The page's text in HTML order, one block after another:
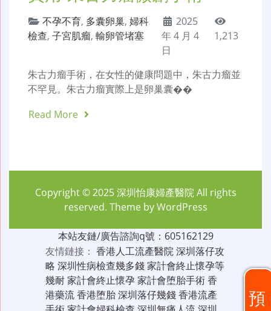
不孕不育, 多囊卵巢, 婦科
檢查, 子宮肌瘤, 輸卵管堵塞
2025
年 4 月 4
日
1,213
朱古力瘤手術，在女性的健康問題中，朱古力瘤並
不罕見。朱古力瘤實際上是卵巢囊��
Read More
預
Copyright © 2025深圳怡康婦產醫院All rights
reserved. Theme byWordPress
本站友鏈/廣告諮詢q號：605162129
友情鏈接： 香港人工流產醫院深圳落仔攻
略 深圳性病檢查幾多錢家計會終止懷孕等
幾耐家計會終止懷孕家計會堕胎手術香
港藥流香港堕胎深圳落仔幾錢香港流產